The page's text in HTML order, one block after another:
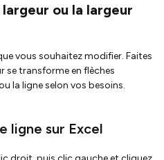
ou la largeur
vous souhaitez modifier. Faites
se transforme en flèches
la ligne selon vos besoins.
ligne sur Excel